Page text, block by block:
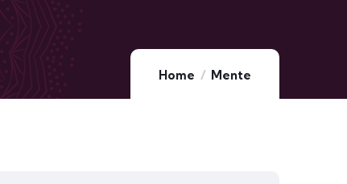
Home Mente